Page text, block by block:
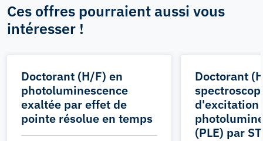
Ces offres pourraient aussi vous
intéresser !
Doctorant (H/F) en
photoluminescence
exaltée par effet de
pointe résolue en temps
Doctorant
d'excitation
(PLE) par